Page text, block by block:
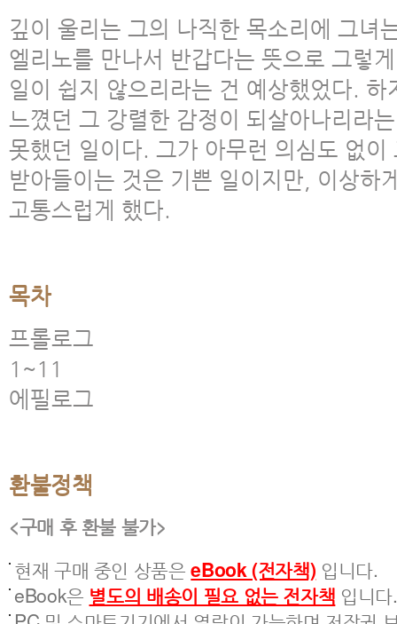
깊이 울리는 그의 나직한 목소리에 그녀
엘리노를 만나서 반갑다는 뜻으로 그렇
일이 쉽지 않으리라는 건 예상했었다.
느꼈던 그 강렬한 감정이 되살아나리라
못했던 일이다. 그가 아무런 의심도 없이
받아들이는 것은 기쁜 일이지만, 이상하
고통스럽게 했다.
목차
프롤로그
1~11
에필로그
환불정책
<구매 후 환불 불가>
현재 구매 중인 상품은eBook (전자책) 입니다.
eBook은 별도의 배송이 필요 없는 전자책 입니다.